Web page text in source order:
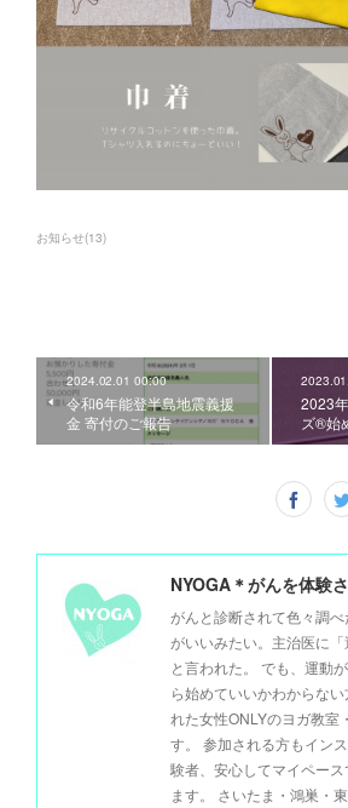
お知らせ(13)
2024.02.01 00:00
令和6年能登半島地震義援
金 寄付のご報告
2023
ズ®始
がんと診断されて色々調
がいいみたい。主治医に「
と言われた。 でも、運動
ら始めていいかわからな
れた女性ONLYのヨガ教室
す。 参加される方もイン
験者、安心してマイペー
ます。 さいたま・鴻巣・